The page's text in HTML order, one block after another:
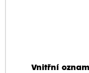
Vnitřní